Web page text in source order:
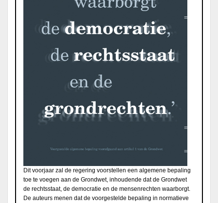
Dit voorjaar zal de regering voorstellen een algemene bepaling
toe te voegen aan de Grondwet, inhoudende dat de Grondwet
de rechtsstaat, de democratie en de mensenrechten waarborgt.
De auteurs menen dat de voorgestelde bepaling in normatieve